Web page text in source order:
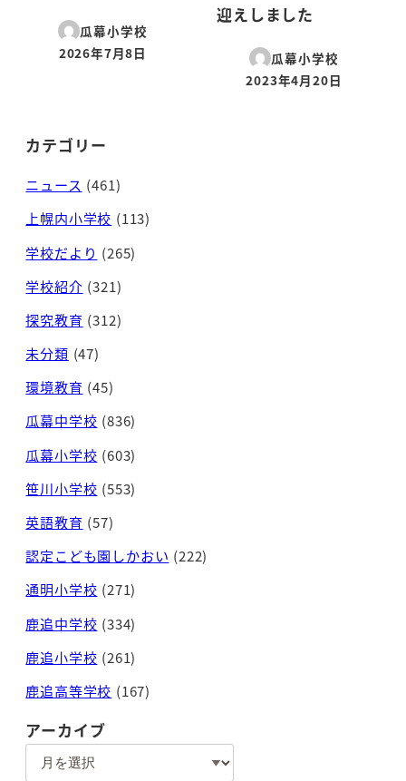
瓜幕小学校
投稿日
2026年7月8日
迎えしました
瓜幕小学校
投稿日
2023年4月20日
カテゴリー
ニュース (461)
上幌内小学校 (113)
学校だより (265)
学校紹介 (321)
探究教育 (312)
未分類 (47)
環境教育 (45)
瓜幕中学校 (836)
瓜幕小学校 (603)
笹川小学校 (553)
英語教育 (57)
認定こども園しかおい (222)
通明小学校 (271)
鹿追中学校 (334)
鹿追小学校 (261)
鹿追高等学校 (167)
アーカイブ